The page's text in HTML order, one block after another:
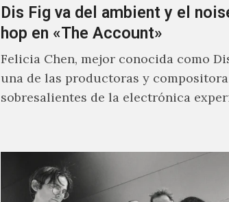
Dis Fig va del ambient y el
hop en «The Account»
Felicia Chen, mejor conocida como
una de las productoras y
sobresalientes de la electrónica